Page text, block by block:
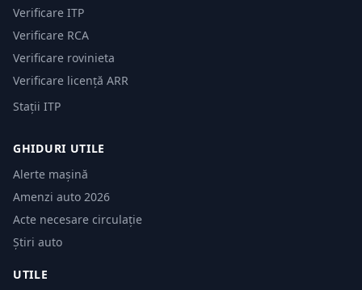
Verificare ITP
Verificare RCA
Verificare rovinieta
Verificare licență ARR
Stații ITP
GHIDURI UTILE
Alerte mașină
Amenzi auto 2026
Acte necesare circulație
Știri auto
UTILE